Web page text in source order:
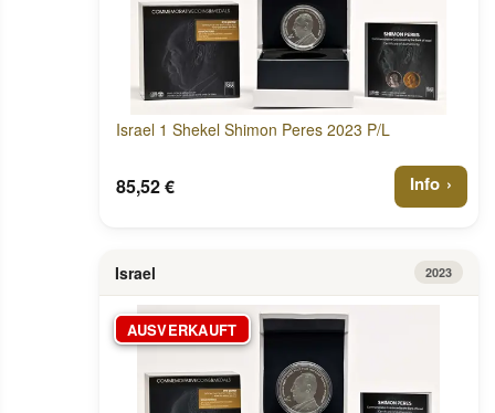
Israel 1 Shekel Shimon Peres 2023 P/L
85,52 € Info
Israel 2023
AUSVERKAUFT